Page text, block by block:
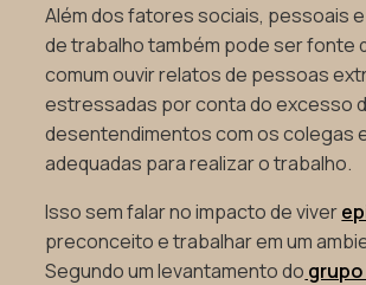
Além dos fatores sociais, pessoais
de trabalho também pode ser fonte
comum ouvir relatos de pessoas
estressadas por conta do excesso
desentendimentos com os colegas
adequadas para realizar o trabalho.
Isso sem falar no impacto de viver
preconceito e trabalhar em um
Segundo um levantamento do